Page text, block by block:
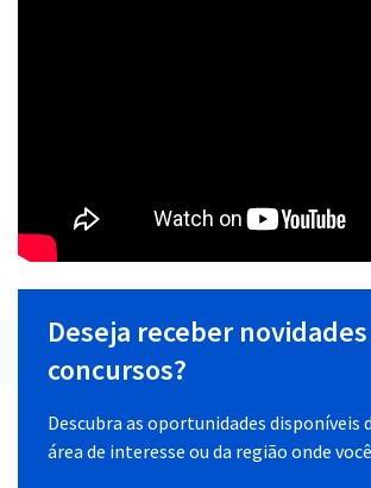
Deseja receber
concursos?
Descubra as oportunidades disponíveis
área de interesse ou da região onde